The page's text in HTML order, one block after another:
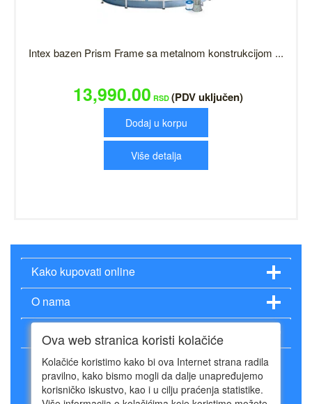
Intex bazen Prism Frame sa metalnom konstrukcijom ...
13,990.00 RSD (PDV uključen)
Dodaj u korpu
Više detalja
Kako kupovati online
O nama
Ova web stranica koristi kolačiće
Kolačiće koristimo kako bi ova Internet strana radila
pravilno, kako bismo mogli da dalje unapređujemo
korisničko iskustvo, kao i u cilju praćenja statistike.